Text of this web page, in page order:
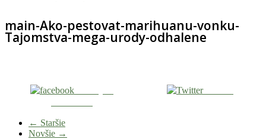
main-Ako-pestovat-marihuanu-vonku-
Tajomstva-mega-urody-odhalene
Tweetni
← Staršie
Novšie →